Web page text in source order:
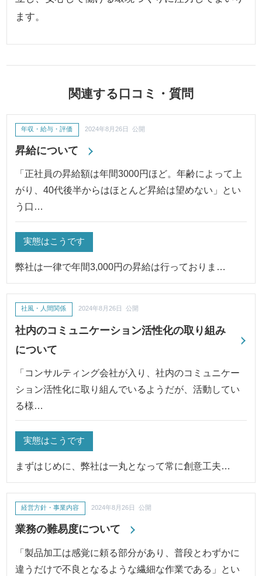
ます。
関連する口コミ・質問
昇給について
年収・給与・評価 2024年8月26日 公開
「正社員の昇給額は年間3000円ほど。年齢によって上
がり、40代後半からはほとんど昇給は望めない」とい
う口…
実態はこうです
弊社は一律で年間3,000円の昇給は行っておりま…
社内のコミュニケーション活性化の取り組み
について
社風・人間関係 2024年8月26日 公開
「コンサルティング会社が入り、社内のコミュニケー
ション活性化に取り組んでいるようだが、活動してい
る様…
実態はこうです
まずはじめに、弊社は一丸となって常に創意工夫…
業務の難易度について
経営方針・事業内容 2024年8月26日 公開
「製品加工は感覚に頼る部分があり、普段とわずかに
違うだけで不良となるような繊細な作業である」とい